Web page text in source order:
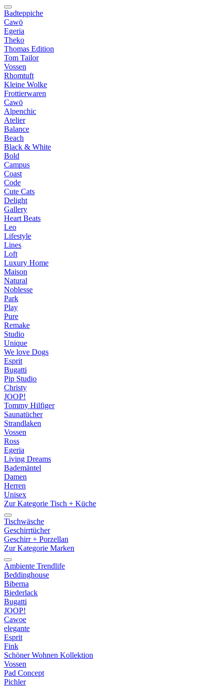
Badteppiche
Cawö
Egeria
Theko
Thomas Edition
Tom Tailor
Vossen
Rhomtuft
Kleine Wolke
Frottierwaren
Cawö
Alpenchic
Atelier
Balance
Beach
Black & White
Bold
Campus
Coast
Code
Cute Cats
Delight
Gallery
Heart Beats
Leo
Lifestyle
Lines
Loft
Luxury Home
Maison
Natural
Noblesse
Park
Play
Pure
Remake
Studio
Unique
We love Dogs
Esprit
Bugatti
Pip Studio
Christy
JOOP!
Tommy Hilfiger
Saunatücher
Strandlaken
Vossen
Ross
Egeria
Living Dreams
Bademäntel
Damen
Herren
Unisex
Zur Kategorie Tisch + Küche
Tischwäsche
Geschirrtücher
Geschirr + Porzellan
Zur Kategorie Marken
Ambiente Trendlife
Beddinghouse
Biberna
Biederlack
Bugatti
JOOP!
Cawoe
elegante
Esprit
Fink
Schöner Wohnen Kollektion
Vossen
Pad Concept
Pichler